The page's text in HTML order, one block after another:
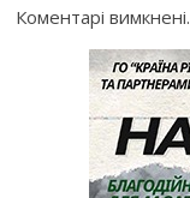
Коментарі вимкнені.